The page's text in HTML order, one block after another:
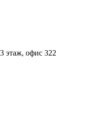
этаж, офис 322